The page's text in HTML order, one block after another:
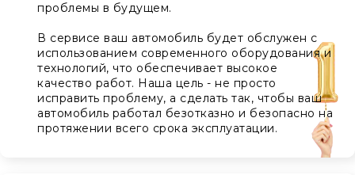
проблемы в будущем.
В сервисе ваш автомобиль будет обслужен с
использованием современного оборудования и
технологий, что обеспечивает высокое
качество работ. Наша цель - не просто
исправить проблему, а сделать так, чтобы ваш
автомобиль работал безотказно и безопасно на
протяжении всего срока эксплуатации.